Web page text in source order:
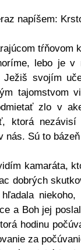
napíšem:
tŕňovom
lebo je v
svojím
tajomstvom
zlo v
ktorá nezávisí
Sú to
kamaráta,
dobrých
a Boh jej
hodinu
za